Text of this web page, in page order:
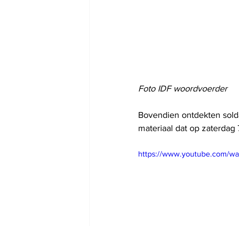
Foto IDF woordvoerder
Bovendien ontdekten
materiaal dat op
https://www.youtube.com/